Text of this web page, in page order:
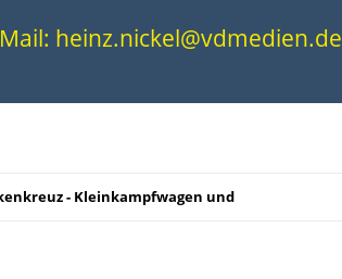
Mail: heinz.nickel@vdmedien.de
- Kleinkampfwagen und